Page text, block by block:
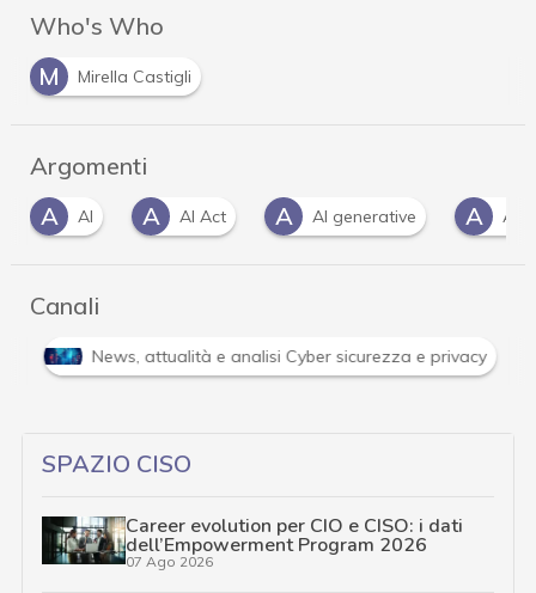
Who's Who
M
Mirella Castigli
Argomenti
A
AI A AI Act A AI generative A
Canali
News, attualità e analisi Cyber sicurezza e privacy
SPAZIO CISO
Career evolution per CIO e CISO: i dati
dell’Empowerment Program 2026
07 Ago 2026